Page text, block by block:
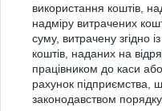
використання коштів,
надміру витрачених
суму, витрачену згідно
коштів, наданих на
працівником до каси
рахунок підприємства,
законодавством порядку.